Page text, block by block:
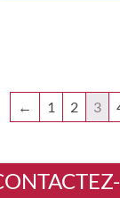
← 1 2 3